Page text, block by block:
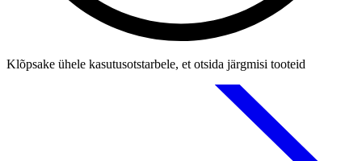
Klõpsake ühele kasutusotstarbele, et otsida järgmisi tooteid